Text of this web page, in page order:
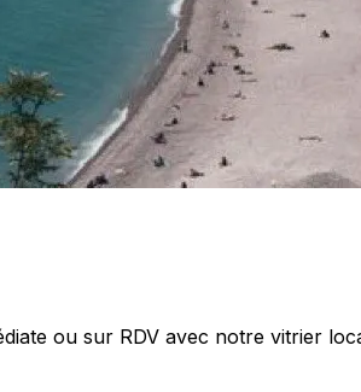
ou sur RDV avec notre vitrier